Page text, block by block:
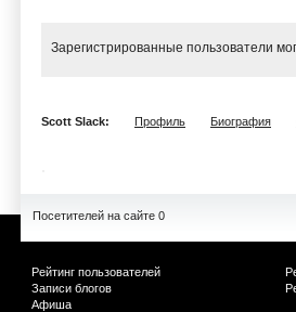
Зарегистрированные пользователи
Scott Slack: Профиль Биография
Посетителей на сайте 0
Рейтинг пользователей
Записи блогов
Афиша